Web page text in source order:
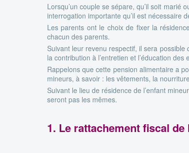
Lorsqu’un couple se sépare, qu’il soit
interrogation importante qu’il est nécessaire
Les parents ont le choix de fixer la
chacun des parents.
Suivant leur revenu respectif, il sera
la contribution à l’entretien et l’éducation des
Rappelons que cette pension alimentaire a
mineurs, à savoir : les vêtements, la
Suivant le lieu de résidence de l’enfant
seront pas les mêmes.
1. Le rattachement fiscal